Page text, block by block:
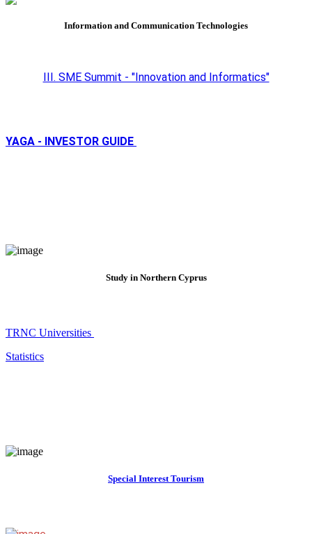
Information and Communication Technologies
III. SME Summit - "Innovation and Informatics"
YAGA - INVESTOR GUIDE
Study in Northern Cyprus
TRNC Universities
Statistics
Special Interest Tourism